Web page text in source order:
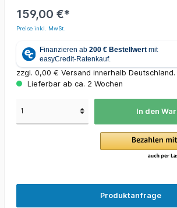
159,00 €*
Preise inkl. MwSt.
zzgl. 0,00 € Versand innerhalb Deutschland.
Lieferbar ab ca. 2 Wochen
In den
Produktanfrage